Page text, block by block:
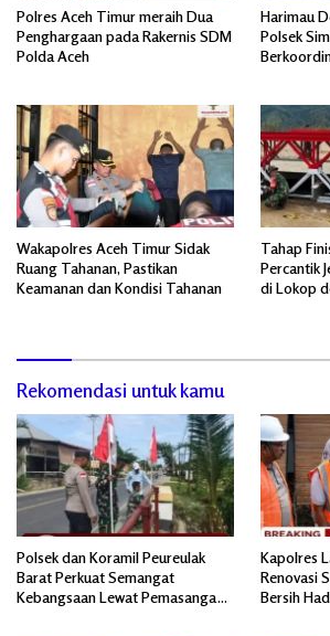
Polres Aceh Timur meraih Dua
Penghargaan pada Rakernis SDM
Polda Aceh
Harimau
Polsek
Wakapolres Aceh Timur Sidak
Ruang Tahanan, Pastikan
Keamanan dan Kondisi Tahanan
Tahap
Percantik
di Lokop
Rekomendasi untuk kamu
Polsek dan Koramil Peureulak
Barat Perkuat Semangat
Kebangsaan Lewat Pemasangan
Kapolres
Renovasi
Bersih